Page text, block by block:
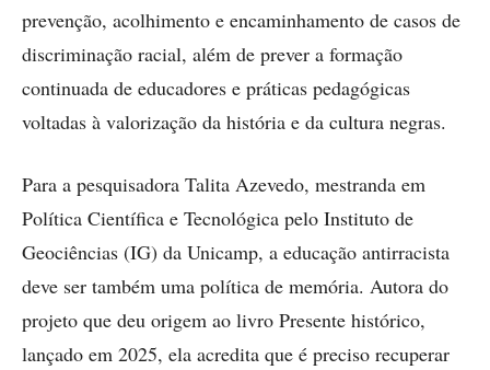
prevenção, acolhimento e encaminhamento de casos de
discriminação racial, além de prever a formação
continuada de educadores e práticas pedagógicas
voltadas à valorização da história e da cultura negras.
Para a pesquisadora Talita Azevedo, mestranda em
Política Científica e Tecnológica pelo Instituto de
Geociências (IG) da Unicamp, a educação antirracista
deve ser também uma política de memória. Autora do
projeto que deu origem ao livro Presente histórico,
lançado em 2025, ela acredita que é preciso recuperar